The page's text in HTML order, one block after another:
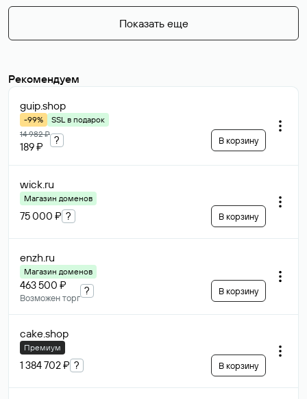
Показать еще
Рекомендуем
guip.shop
-99%
SSL в подарок
14 982 ₽
189 ₽
? В корзину
wick.ru
Магазин доменов
75 000 ₽ ? В корзину
enzh.ru
Магазин доменов
463 500 ₽
Возможен торг
? В корзину
cake.shop
Премиум
1 384 702 ₽ ? В корзину